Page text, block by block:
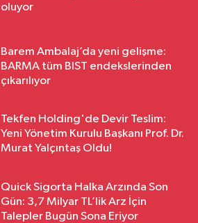
oluyor
Barem Ambalaj’da yeni gelişme:
BARMA tüm BIST endekslerinden
çıkarılıyor
Tekfen Holding'de Devir Teslim:
Yeni Yönetim Kurulu Başkanı Prof. Dr.
Murat Yalçıntaş Oldu!
Quick Sigorta Halka Arzında Son
Gün: 3,7 Milyar TL’lik Arz İçin
Talepler Bugün Sona Eriyor